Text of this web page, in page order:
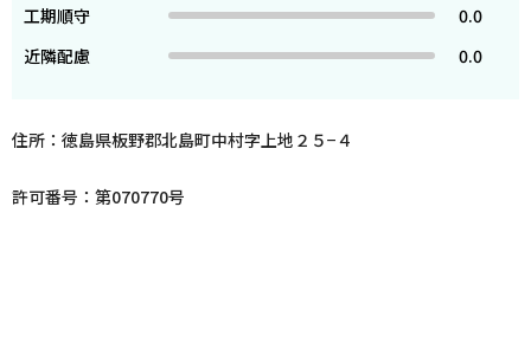
工期順守
0.0
近隣配慮
0.0
住所：徳島県板野郡北島町中村字上地２５−４
許可番号：第070770号